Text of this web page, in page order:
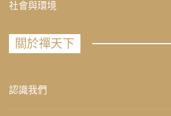
社會與環境
關於禪天下
認識我們